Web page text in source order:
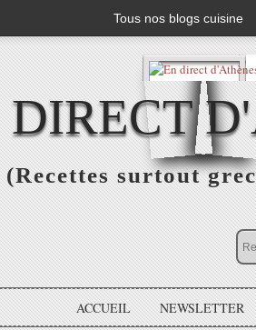
Tous nos blogs cuisine
surtout
ACCUEIL NEWSLETTER